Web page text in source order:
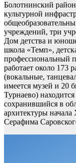
Болотнинский
культурной
учреждений, три
Дом детства и
школа «Темп»,
профессиональный
работает около 173
(вокальные,
имеется музей и 20
Турнаево)
сохранившийся в
архитектуры
Серафима